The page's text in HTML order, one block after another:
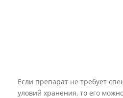
Если препарат не требует
уловий хранения, то его